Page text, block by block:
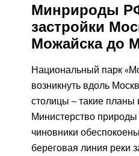
Минрироды
застройки
Можайска до
Национальный парк
возникнуть вдоль
столицы – такие
Министерство
чиновники
береговая линия реки